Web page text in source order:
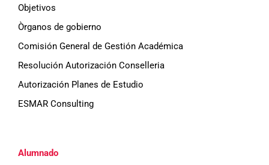
Objetivos
Òrganos de gobierno
Comisión General de Gestión Académica
Resolución Autorización Conselleria
Autorización Planes de Estudio
ESMAR Consulting
Alumnado